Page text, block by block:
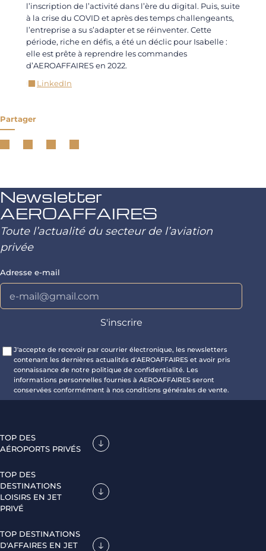
l’inscription de l’activité dans l’ère du digital. Puis, suite
à la crise du COVID et après des temps challengeants,
l’entreprise a su s’adapter et se réinventer. Cette
période, riche en défis, a été un déclic pour Isabelle :
elle est prête à reprendre les commandes
d’AEROAFFAIRES en 2022.
LinkedIn
Partager
Newsletter
AEROAFFAIRES
Toute l’actualité du secteur de l’aviation
privée
Adresse e-mail
J'accepte de recevoir par courrier électronique, les newsletters
contenant les dernières actualités d'AEROAFFAIRES et avoir pris
connaissance de notre politique de confidentialité. Les
informations personnelles fournies à AEROAFFAIRES seront
conservées conformément à nos conditions générales de vente.
TOP DES
AÉROPORTS PRIVÉS
TOP DES
DESTINATIONS
LOISIRS EN JET
PRIVÉ
TOP DESTINATIONS
D'AFFAIRES EN JET